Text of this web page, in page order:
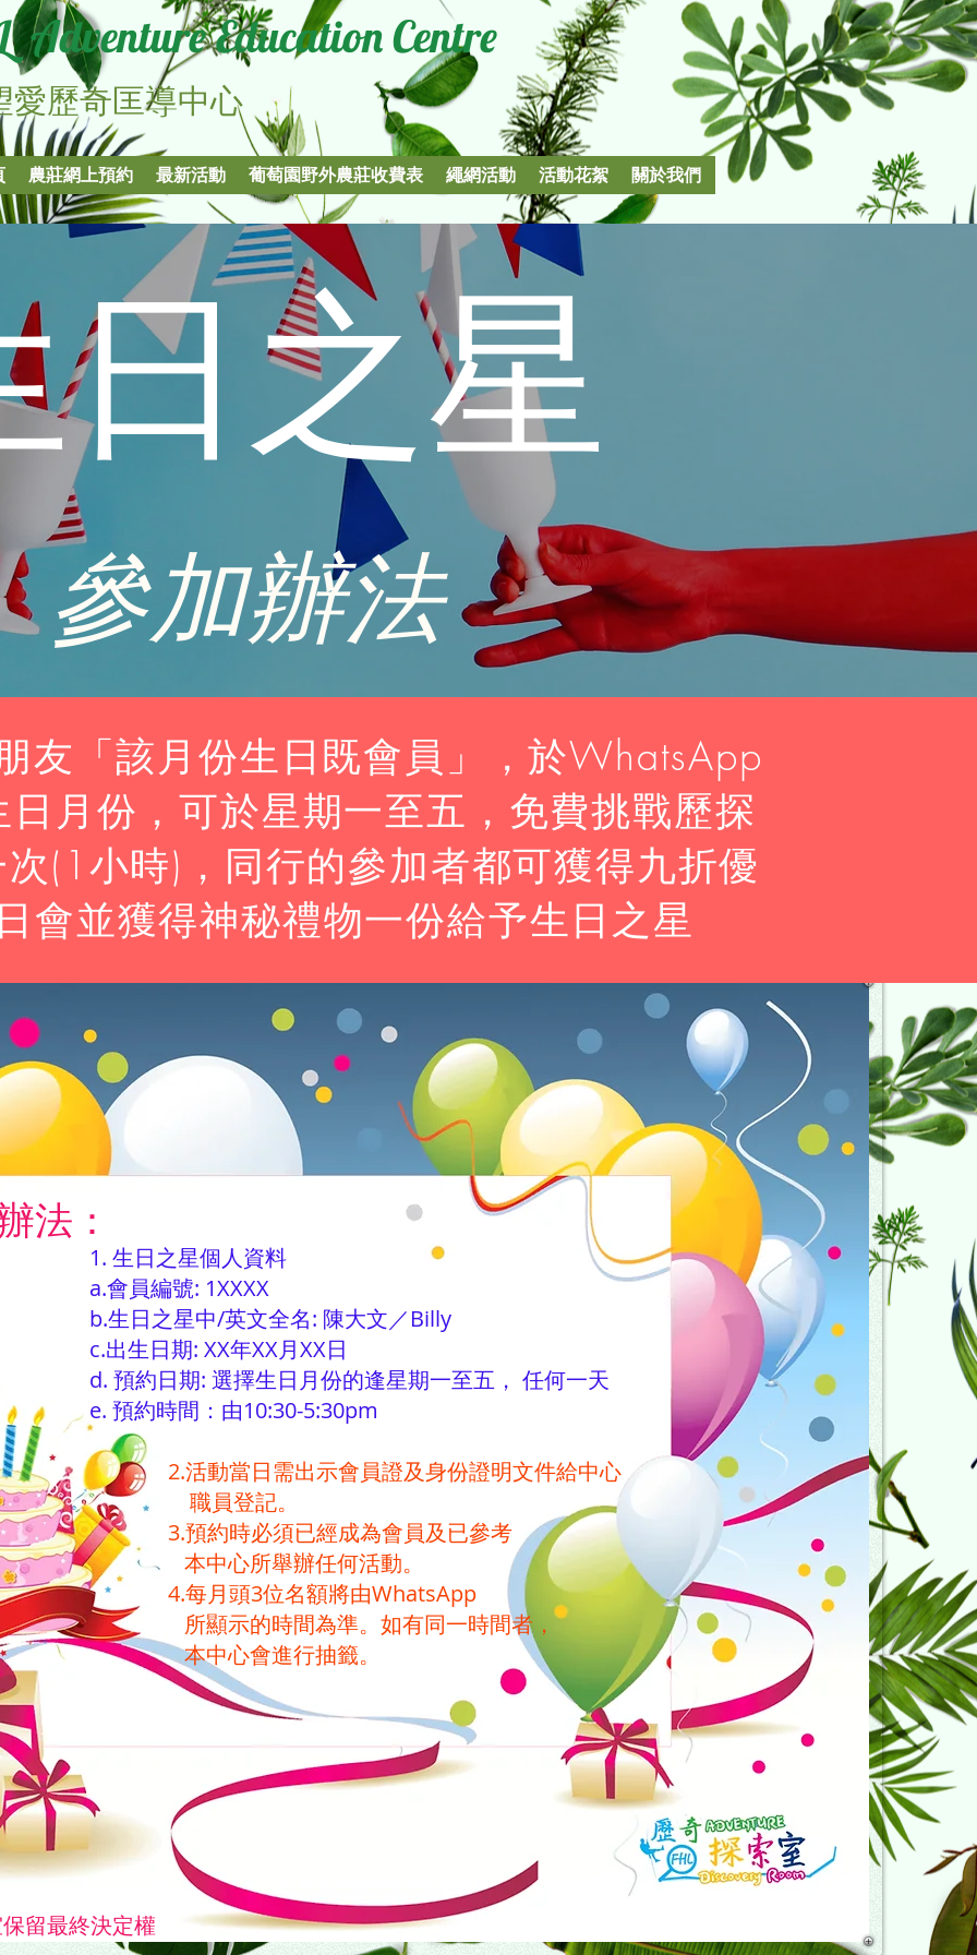
Adventure Education Centre
愛歷奇匡導中心
農莊網上預約 最新活動 葡萄園野外農莊收費表 繩網活動 活動花絮 關於我們
日之星
​參加辦法
1. 生日之星個人資料
a.會員編號: 1XXXX
b.生日之星中/英文全名: 陳大文／Billy
c.出生日期: XX年XX月XX日
d. 預約日期: 選擇生日月份的逢星期一至五， 任何一天
e. 預約時間：由10:30-5:30pm
友「該月份生日既會員」，於WhatsApp
月份，可於星期一至五，免費挑戰歷探
(1小時)，同行的參加者都可獲得九折優
會並獲得神秘禮物一份給予生日之星
法：
2.活動當日需出示會員證及身份證明文件給中心
職員登記。
3.預約時必須已經成為會員及已參考
本中心所舉辦任何活動。
4.每月頭3位名額將由WhatsApp
所顯示的時間為準。如有同一時間者，
本中心會進行抽籤。
留最終決定權